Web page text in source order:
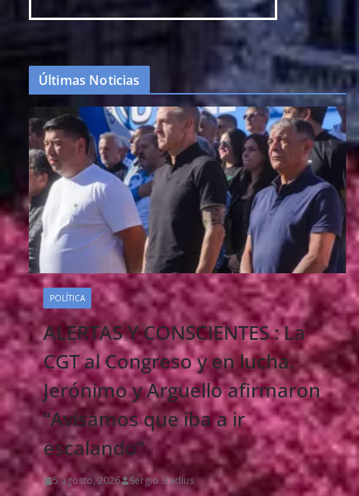
Últimas Noticias
POLÍTICA
ALERTAS Y CONSCIENTES : La
CGT al Congreso y en lucha.
Jerónimo y Arguello afirmaron
“Avisamos que iba a ir
escalando”
5 agosto, 2026 Sergio Stadius